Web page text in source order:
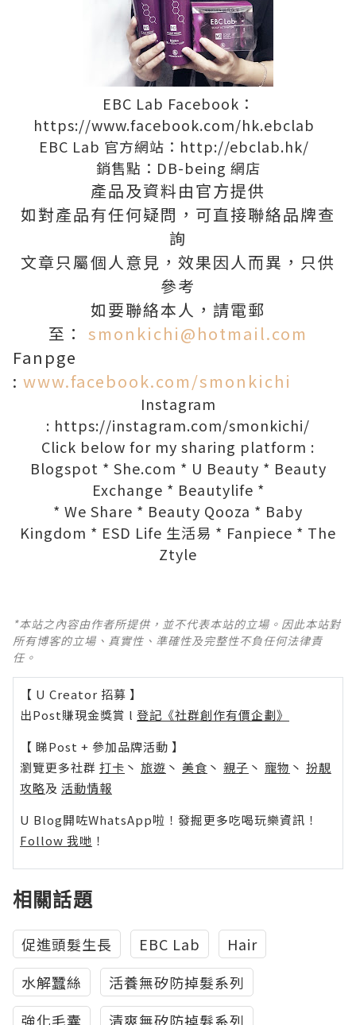
EBC Lab Facebook：
https://www.facebook.com/hk.ebclab
EBC Lab 官方網站： http://ebclab.hk/
銷售點： DB-being 網店
產品及資料由官方提供
如對產品有任何疑問，可直接聯絡品牌查
詢
文章只屬個人意見，效果因人而異，只供
參考
如要聯絡本人，請電郵
至： smonkichi@hotmail.com
Fanpge
: www.facebook.com/smonkichi
Instagram
: https://instagram.com/smonkichi/
Click below for my sharing platform :
Blogspot * She.com * U Beauty * Beauty
Exchange * Beautylife *
* We Share * Beauty Qooza * Baby
Kingdom * ESD Life 生活易 * Fanpiece * The
Ztyle
*本站之內容由作者所提供，並不代表本站的立場。因此本站對
所有博客的立場、真實性、準確性及完整性不負任何法律責
任。
【 U Creator 招募 】
出Post賺現金獎賞 l 登記《社群創作有價企劃》
【 睇Post + 參加品牌活動 】
瀏覽更多社群 打卡 丶 旅遊 丶 美食 丶 親子 丶 寵物 丶 扮靚
攻略及 活動情報
U Blog開咗WhatsApp啦！發掘更多吃喝玩樂資訊！
Follow 我哋 ！
相關話題
促進頭髮生長 EBC Lab
Hair
水解蠶絲
活養無矽防掉髮系列
強化毛囊
清爽無矽防掉髮系列